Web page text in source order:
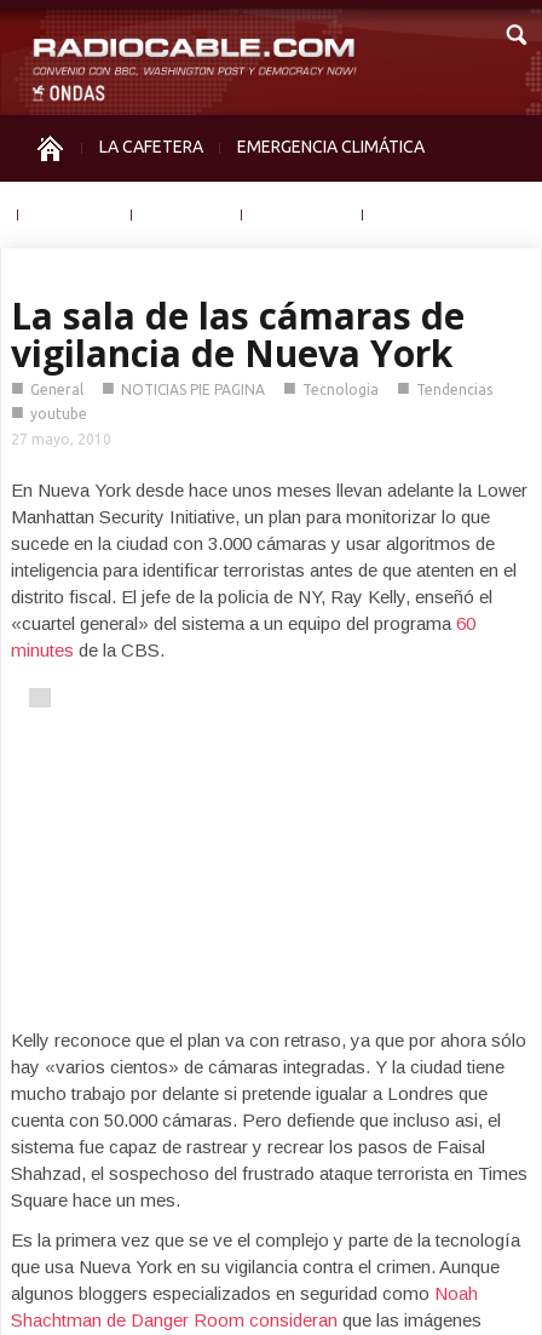
LA CAFETERA EMERGENCIA CLIMÁTICA
La sala de las cámaras de
vigilancia de Nueva York
■ General ■ NOTICIAS PIE PAGINA ■ Tecnologia ■ Tendencias
■ youtube
27 mayo, 2010
En Nueva York desde hace unos meses llevan adelante la Lower
Manhattan Security Initiative, un plan para monitorizar lo que
sucede en la ciudad con 3.000 cámaras y usar algoritmos de
inteligencia para identificar terroristas antes de que atenten en el
distrito fiscal. El jefe de la policia de NY, Ray Kelly, enseñó el
«cuartel general» del sistema a un equipo del programa 60
minutes de la CBS.
Kelly reconoce que el plan va con retraso, ya que por ahora sólo
hay «varios cientos» de cámaras integradas. Y la ciudad tiene
mucho trabajo por delante si pretende igualar a Londres que
cuenta con 50.000 cámaras. Pero defiende que incluso asi, el
sistema fue capaz de rastrear y recrear los pasos de Faisal
Shahzad, el sospechoso del frustrado ataque terrorista en Times
Square hace un mes.
Es la primera vez que se ve el complejo y parte de la tecnología
que usa Nueva York en su vigilancia contra el crimen. Aunque
algunos bloggers especializados en seguridad como Noah
Shachtman de Danger Room consideran que las imágenes